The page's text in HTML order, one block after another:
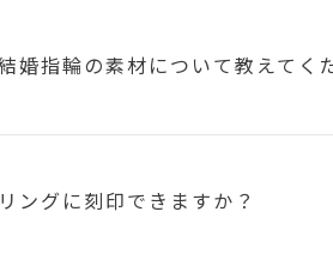
婚指輪の素材について教えてく
ングに刻印できますか？